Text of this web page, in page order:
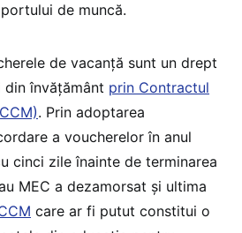
de muncă.
de vacanță sunt un drept
învățământ prin Contractul
. Prin adoptarea
a voucherelor în anul
cinci zile înainte de terminarea
MEC a dezamorsat și ultima
care ar fi putut constitui o